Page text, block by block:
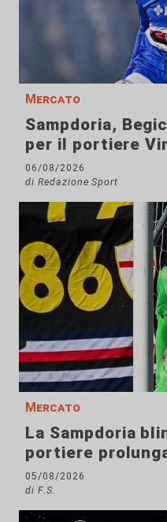
Mercato
Sampdoria,
per il portiere
06/08/2026
di Redazione Sport
Mercato
La Sampdoria
portiere
05/08/2026
di F.S.